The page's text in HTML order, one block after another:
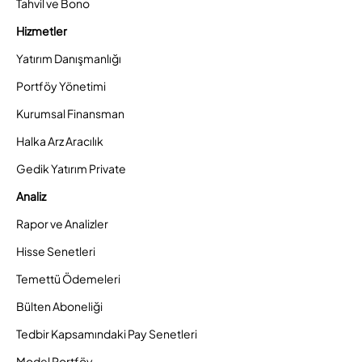
Tahvil ve Bono
Hizmetler
Yatırım Danışmanlığı
Portföy Yönetimi
Kurumsal Finansman
Halka Arz Aracılık
Gedik Yatırım Private
Analiz
Rapor ve Analizler
Hisse Senetleri
Temettü Ödemeleri
Bülten Aboneliği
Tedbir Kapsamındaki Pay Senetleri